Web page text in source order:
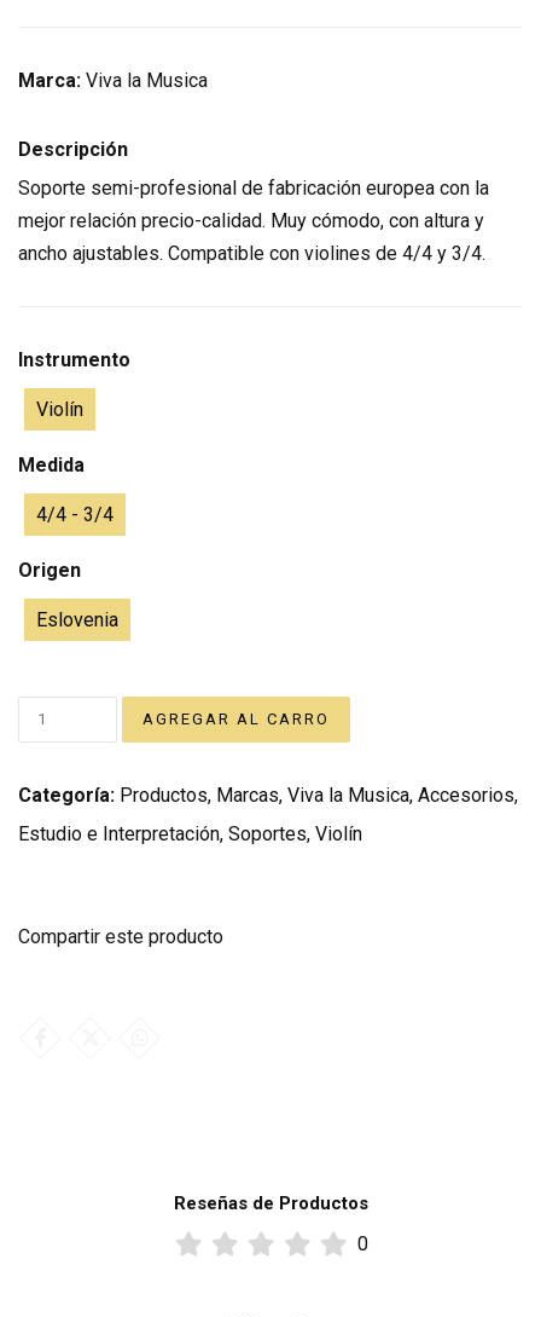
Marca: Viva la Musica
Descripción
Soporte semi-profesional de fabricación europea con la
mejor relación precio-calidad. Muy cómodo, con altura y
ancho ajustables. Compatible con violines de 4/4 y 3/4.
Instrumento
Violín
Medida
4/4 - 3/4
Origen
Eslovenia
Categoría: Productos, Marcas, Viva la Musica, Accesorios,
Estudio e Interpretación, Soportes, Violín
Compartir este producto
Reseñas de Productos
0